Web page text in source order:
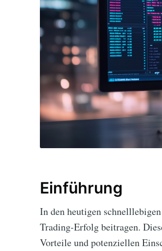
Einführung
In den heutigen
Trading-Erfolg beitragen.
Vorteile und potenziellen